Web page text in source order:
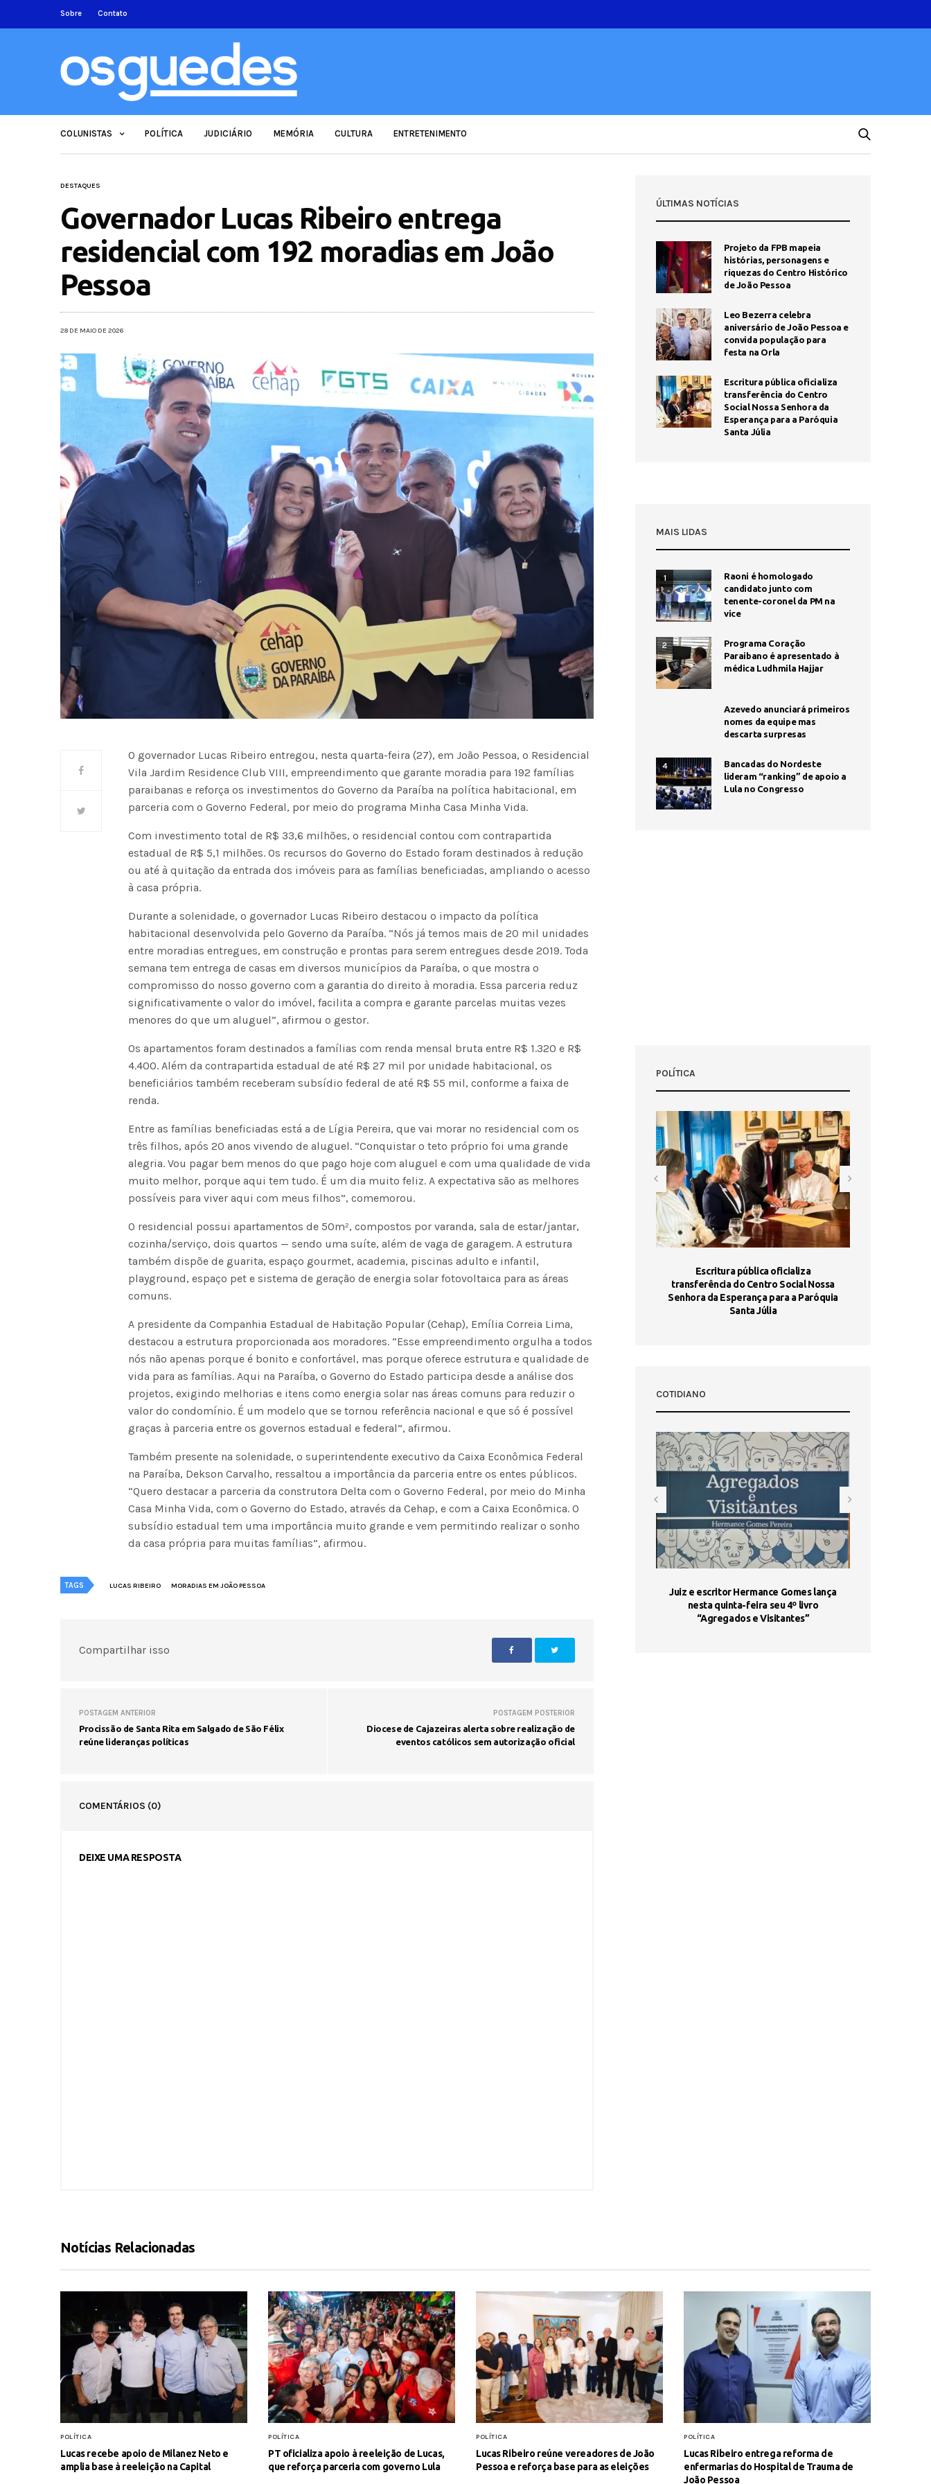
Sobre Contato
COLUNISTAS POLÍTICA JUDICIÁRIO MEMÓRIA CULTURA ENTRETENIMENTO
DESTAQUES
Governador Lucas Ribeiro entrega
residencial com 192 moradias em João
Pessoa
28 DE MAIO DE 2026
O governador Lucas Ribeiro entregou, nesta quarta-feira (27), em João Pessoa, o Residencial
Vila Jardim Residence Club VIII, empreendimento que garante moradia para 192 famílias
paraibanas e reforça os investimentos do Governo da Paraíba na política habitacional, em
parceria com o Governo Federal, por meio do programa Minha Casa Minha Vida.
Com investimento total de R$ 33,6 milhões, o residencial contou com contrapartida
estadual de R$ 5,1 milhões. Os recursos do Governo do Estado foram destinados à redução
ou até à quitação da entrada dos imóveis para as famílias beneficiadas, ampliando o acesso
à casa própria.
Durante a solenidade, o governador Lucas Ribeiro destacou o impacto da política
habitacional desenvolvida pelo Governo da Paraíba. “Nós já temos mais de 20 mil unidades
entre moradias entregues, em construção e prontas para serem entregues desde 2019. Toda
semana tem entrega de casas em diversos municípios da Paraíba, o que mostra o
compromisso do nosso governo com a garantia do direito à moradia. Essa parceria reduz
significativamente o valor do imóvel, facilita a compra e garante parcelas muitas vezes
menores do que um aluguel”, afirmou o gestor.
Os apartamentos foram destinados a famílias com renda mensal bruta entre R$ 1.320 e R$
4.400. Além da contrapartida estadual de até R$ 27 mil por unidade habitacional, os
beneficiários também receberam subsídio federal de até R$ 55 mil, conforme a faixa de
renda.
Entre as famílias beneficiadas está a de Lígia Pereira, que vai morar no residencial com os
três filhos, após 20 anos vivendo de aluguel. “Conquistar o teto próprio foi uma grande
alegria. Vou pagar bem menos do que pago hoje com aluguel e com uma qualidade de vida
muito melhor, porque aqui tem tudo. É um dia muito feliz. A expectativa são as melhores
possíveis para viver aqui com meus filhos”, comemorou.
O residencial possui apartamentos de 50m², compostos por varanda, sala de estar/jantar,
cozinha/serviço, dois quartos — sendo uma suíte, além de vaga de garagem. A estrutura
também dispõe de guarita, espaço gourmet, academia, piscinas adulto e infantil,
playground, espaço pet e sistema de geração de energia solar fotovoltaica para as áreas
comuns.
A presidente da Companhia Estadual de Habitação Popular (Cehap), Emília Correia Lima,
destacou a estrutura proporcionada aos moradores. “Esse empreendimento orgulha a todos
nós não apenas porque é bonito e confortável, mas porque oferece estrutura e qualidade de
vida para as famílias. Aqui na Paraíba, o Governo do Estado participa desde a análise dos
projetos, exigindo melhorias e itens como energia solar nas áreas comuns para reduzir o
valor do condomínio. É um modelo que se tornou referência nacional e que só é possível
graças à parceria entre os governos estadual e federal”, afirmou.
Também presente na solenidade, o superintendente executivo da Caixa Econômica Federal
na Paraíba, Dekson Carvalho, ressaltou a importância da parceria entre os entes públicos.
“Quero destacar a parceria da construtora Delta com o Governo Federal, por meio do Minha
Casa Minha Vida, com o Governo do Estado, através da Cehap, e com a Caixa Econômica. O
subsídio estadual tem uma importância muito grande e vem permitindo realizar o sonho
da casa própria para muitas famílias”, afirmou.
TAGS LUCAS RIBEIRO MORADIAS EM JOÃO PESSOA
Compartilhar isso
POSTAGEM ANTERIOR
Procissão de Santa Rita em Salgado de São Félix
reúne lideranças políticas
POSTAGEM POSTERIOR
Diocese de Cajazeiras alerta sobre realização de
eventos católicos sem autorização oficial
COMENTÁRIOS (0)
DEIXE UMA RESPOSTA
ÚLTIMAS NOTÍCIAS
Projeto da FPB mapeia
histórias, personagens e
riquezas do Centro Histórico
de João Pessoa
Leo Bezerra celebra
aniversário de João Pessoa e
convida população para
festa na Orla
Escritura pública oficializa
transferência do Centro
Social Nossa Senhora da
Esperança para a Paróquia
Santa Júlia
MAIS LIDAS
1
Raoni é homologado
candidato junto com
tenente-coronel da PM na
vice
2
Programa Coração
Paraibano é apresentado à
médica Ludhmila Hajjar
Azevedo anunciará primeiros
nomes da equipe mas
descarta surpresas
4
Bancadas do Nordeste
lideram “ranking” de apoio a
Lula no Congresso
POLÍTICA
Fátima Silva lança livro sobre a história
do rádio campinense no próximo dia 10
Escritura pública oficializa
transferência do Centro Social Nossa
Senhora da Esperança para a Paróquia
Santa Júlia
COTIDIANO
Juiz e escritor Hermance Gomes lança
nesta quinta-feira seu 4º livro
“Agregados e Visitantes”
Notícias Relacionadas
POLÍTICA
Lucas recebe apoio de Milanez Neto e
amplia base à reeleição na Capital
POLÍTICA
PT oficializa apoio à reeleição de Lucas,
que reforça parceria com governo Lula
POLÍTICA
Lucas Ribeiro reúne vereadores de João
Pessoa e reforça base para as eleições
POLÍTICA
Lucas Ribeiro entrega reforma de
enfermarias do Hospital de Trauma de
João Pessoa